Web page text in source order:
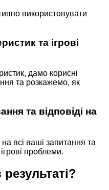
використовувати
та ігрові
дамо корисні
та розкажемо, як
та відповіді на
всі ваші запитання та
проблеми.